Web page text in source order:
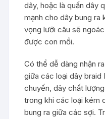
dây, hoặc là quấn dây
mạnh cho dây bung ra
vọng lưỡi câu sẽ
được con mồi.
Có thể dễ dàng nhận
giữa các loại dây braid
chuyến, dây chất
trong khi các loại kém
bung ra giữa các sợi.